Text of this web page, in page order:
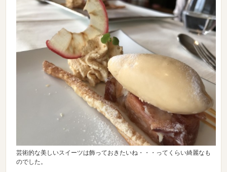
芸術的な美しいスイーツは飾っておきたいね・・・ってくらい綺麗なも
のでした。